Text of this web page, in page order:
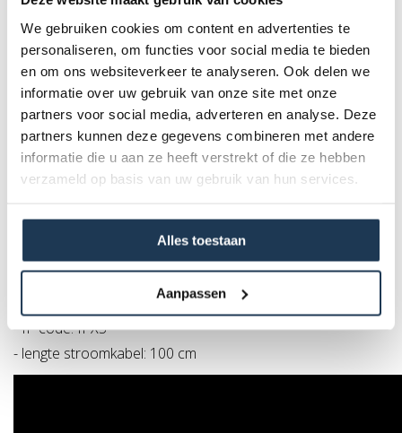
We gebruiken cookies om content en advertenties te
personaliseren, om functies voor social media te bieden
en om ons websiteverkeer te analyseren. Ook delen we
informatie over uw gebruik van onze site met onze
partners voor social media, adverteren en analyse. Deze
partners kunnen deze gegevens combineren met andere
informatie die u aan ze heeft verstrekt of die ze hebben
verzameld op basis van uw gebruik van hun services.
Alles toestaan
Aanpassen
voor buitengewoon veel waterpret in eigen tuin.
Specificaties
Speeltegels
- Besturingssysteem: iOS / Android
- Montage vereist: JA
- Handleiding meegeleverd
- Gemiddelde montagetijd (2 per.): 60 minuten
- aantal volt: 23 -12V
- IP code: IPX5
- lengte stroomkabel: 100 cm